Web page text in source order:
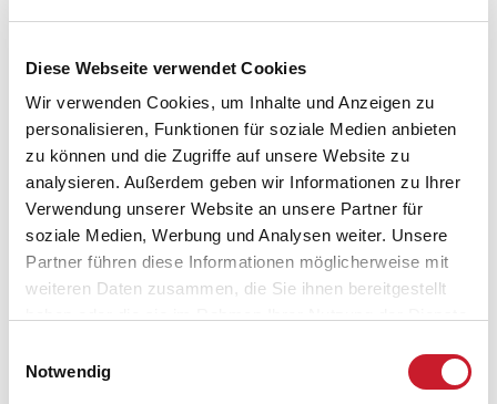
Diese Webseite verwendet Cookies
Wir verwenden Cookies, um Inhalte und Anzeigen zu
personalisieren, Funktionen für soziale Medien anbieten
zu können und die Zugriffe auf unsere Website zu
analysieren. Außerdem geben wir Informationen zu Ihrer
Verwendung unserer Website an unsere Partner für
soziale Medien, Werbung und Analysen weiter. Unsere
Partner führen diese Informationen möglicherweise mit
weiteren Daten zusammen, die Sie ihnen bereitgestellt
Notwendig
Lageplan
Adresse
Ferienhaus OH108
Halvrebene 138
Als
9560 Hadsund